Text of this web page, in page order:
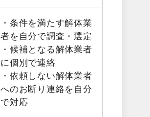
・条件を満たす解体業
者を自分で調査・選定
・候補となる解体業者
に個別で連絡
・依頼しない解体業者
へのお断り連絡を自分
で対応